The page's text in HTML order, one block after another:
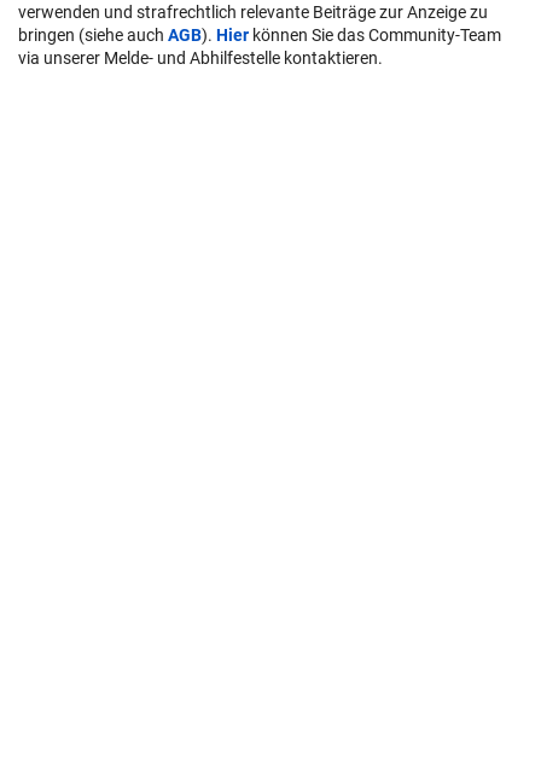
User-Beiträge geben nicht notwendigerweise die Meinung des